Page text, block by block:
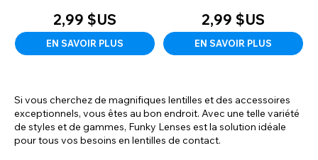
2,99 $US
EN SAVOIR PLUS
2,99 $US
EN SAVOIR PLUS
Si vous cherchez de magnifiques lentilles et des accessoires
exceptionnels, vous êtes au bon endroit. Avec une telle variété
de styles et de gammes, Funky Lenses est la solution idéale
pour tous vos besoins en lentilles de contact.